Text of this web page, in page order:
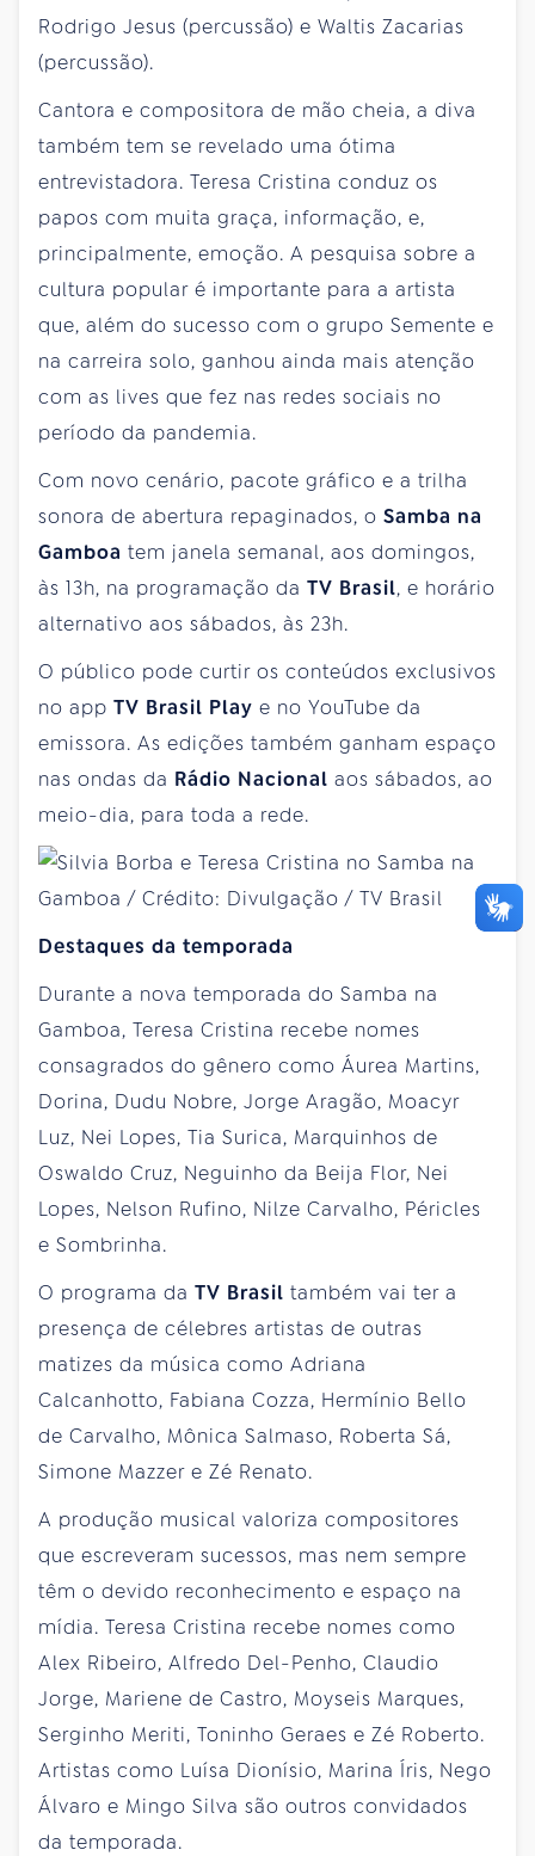
Rodrigo Jesus (percussão) e Waltis Zacarias
(percussão).
Cantora e compositora de mão cheia, a diva
também tem se revelado uma ótima
entrevistadora. Teresa Cristina conduz os
papos com muita graça, informação, e,
principalmente, emoção. A pesquisa sobre a
cultura popular é importante para a artista
que, além do sucesso com o grupo Semente e
na carreira solo, ganhou ainda mais atenção
com as lives que fez nas redes sociais no
período da pandemia.
Com novo cenário, pacote gráfico e a trilha
sonora de abertura repaginados, o Samba na
Gamboa tem janela semanal, aos domingos,
às 13h, na programação da TV Brasil, e horário
alternativo aos sábados, às 23h.
O público pode curtir os conteúdos exclusivos
no app TV Brasil Play e no YouTube da
emissora. As edições também ganham espaço
nas ondas da Rádio Nacional aos sábados, ao
meio-dia, para toda a rede.
Destaques da temporada
Durante a nova temporada do Samba na
Gamboa, Teresa Cristina recebe nomes
consagrados do gênero como Áurea Martins,
Dorina, Dudu Nobre, Jorge Aragão, Moacyr
Luz, Nei Lopes, Tia Surica, Marquinhos de
Oswaldo Cruz, Neguinho da Beija Flor, Nei
Lopes, Nelson Rufino, Nilze Carvalho, Péricles
e Sombrinha.
O programa da TV Brasil também vai ter a
presença de célebres artistas de outras
matizes da música como Adriana
Calcanhotto, Fabiana Cozza, Hermínio Bello
de Carvalho, Mônica Salmaso, Roberta Sá,
Simone Mazzer e Zé Renato.
A produção musical valoriza compositores
que escreveram sucessos, mas nem sempre
têm o devido reconhecimento e espaço na
mídia. Teresa Cristina recebe nomes como
Alex Ribeiro, Alfredo Del-Penho, Claudio
Jorge, Mariene de Castro, Moyseis Marques,
Serginho Meriti, Toninho Geraes e Zé Roberto.
Artistas como Luísa Dionísio, Marina Íris, Nego
Álvaro e Mingo Silva são outros convidados
da temporada.